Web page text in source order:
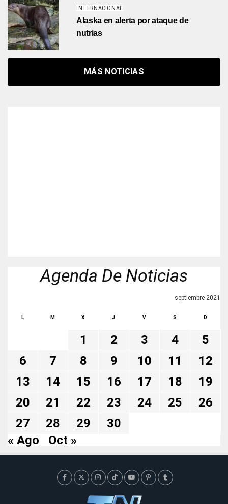
INTERNACIONAL
Alaska en alerta por ataque de
nutrias
MÁS NOTICIAS
Agenda De Noticias
septiembre 2021
L M X J V S D
1 2 3 4
5
6
7 8 9 10 11
12
13
14 15 16 17 18
19
20
21 22 23 24 25
26
27
28 29
30
« Ago
Oct »